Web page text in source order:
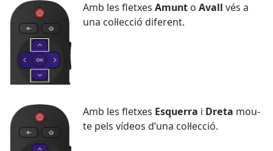
Amb les fletxes Amunt o Avall vés a
una col·lecció diferent.
Amb les fletxes Esquerra i Dreta mou-
te pels vídeos d’una col·lecció.